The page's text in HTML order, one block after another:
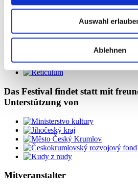
Auswahl
Ablehnen
Das Festival findet statt mit
Unterstützung von
Mitveranstalter